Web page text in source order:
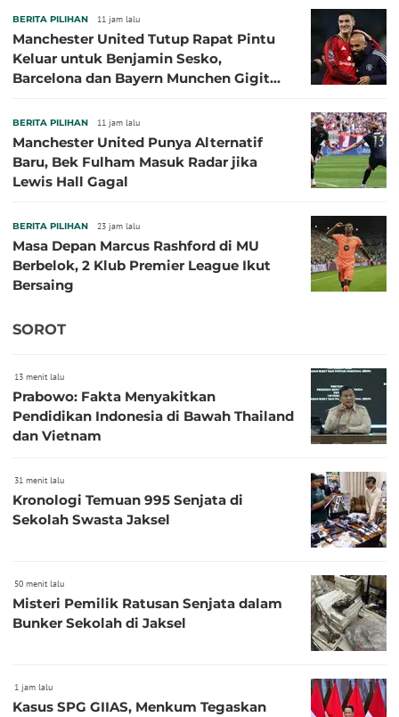
BERITA PILIHAN 11 jam lalu
Manchester United Tutup Rapat Pintu
Keluar untuk Benjamin Sesko,
Barcelona dan Bayern Munchen Gigit
BERITA PILIHAN 11 jam lalu
Manchester United Punya Alternatif
Baru, Bek Fulham Masuk Radar jika
Lewis Hall Gagal
BERITA PILIHAN 23 jam lalu
Masa Depan Marcus Rashford di MU
Berbelok, 2 Klub Premier League Ikut
Bersaing
SOROT
13 menit lalu
Prabowo: Fakta Menyakitkan
Pendidikan Indonesia di Bawah Thailand
dan Vietnam
31 menit lalu
Kronologi Temuan 995 Senjata di
Sekolah Swasta Jaksel
50 menit lalu
Misteri Pemilik Ratusan Senjata dalam
Bunker Sekolah di Jaksel
1 jam lalu
Kasus SPG GIIAS, Menkum Tegaskan